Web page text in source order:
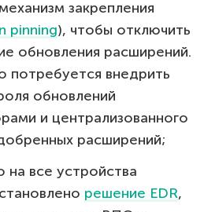
закрепления
pinning), чтобы отключить
обновления расширений.
потребуется внедрить
обновлений
и централизованного
расширений;
на все устройства
решение EDR,